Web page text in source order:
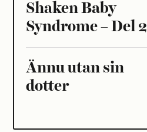
Shaken Baby
Syndrome – Del 2
Ännu utan sin
dotter